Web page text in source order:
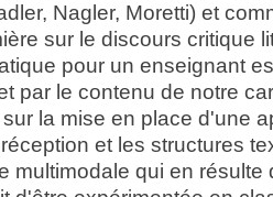
Nagler, Moretti) et
sur le discours critique
pour un enseignant
par le contenu de notre
la mise en place d'une
et les structures
multimodale qui en résulte